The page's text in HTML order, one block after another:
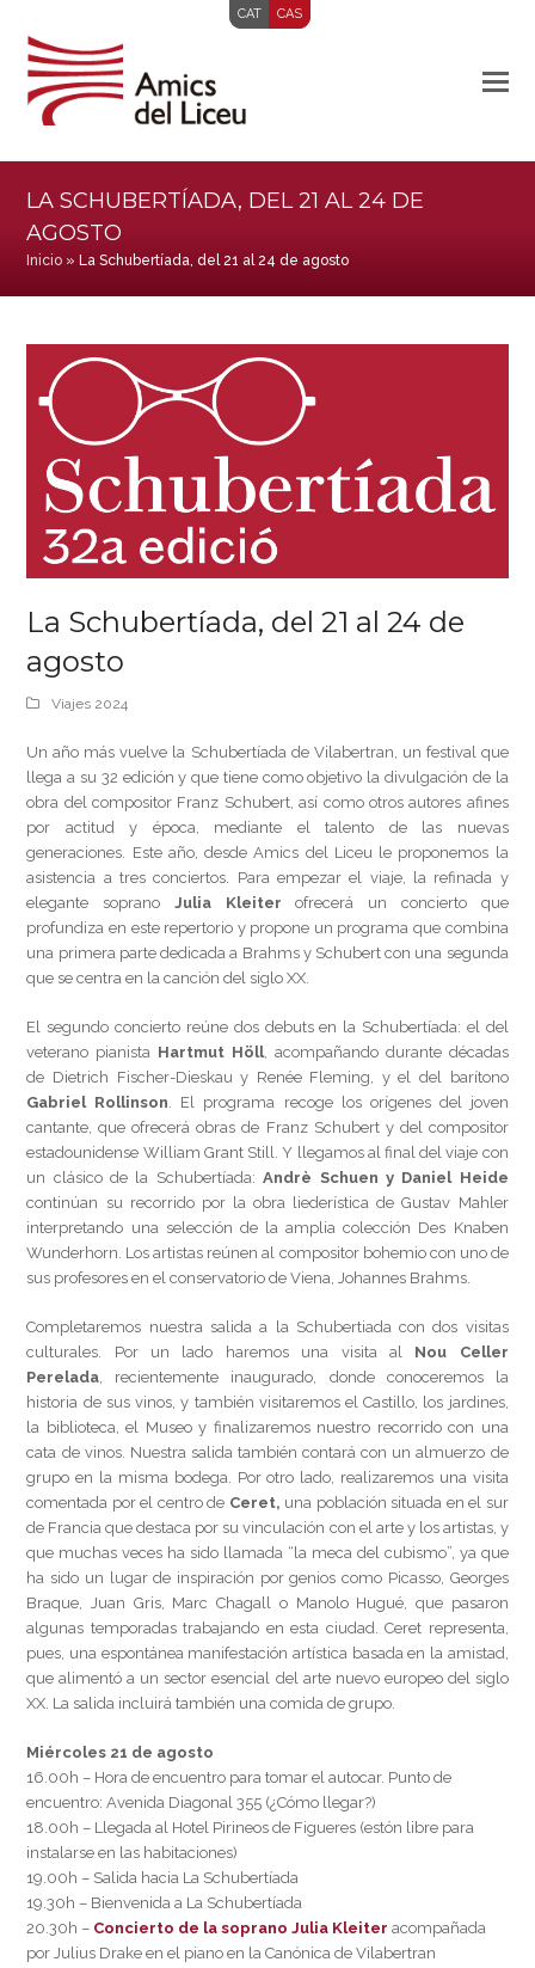
CAT CAS
LA SCHUBERTÍADA, DEL 21 AL 24 DE
AGOSTO
Inicio » La Schubertíada, del 21 al 24 de agosto
La Schubertíada, del 21 al 24 de
agosto
Viajes 2024
Un año más vuelve la Schubertíada de Vilabertran, un festival que
llega a su 32 edición y que tiene como objetivo la divulgación de la
obra del compositor Franz Schubert, así como otros autores afines
por actitud y época, mediante el talento de las nuevas
generaciones. Este año, desde Amics del Liceu le proponemos la
asistencia a tres conciertos. Para empezar el viaje, la refinada y
elegante soprano Julia Kleiter ofrecerá un concierto que
profundiza en este repertorio y propone un programa que combina
una primera parte dedicada a Brahms y Schubert con una segunda
que se centra en la canción del siglo XX.
El segundo concierto reúne dos debuts en la Schubertíada: el del
veterano pianista Hartmut Höll, acompañando durante décadas
de Dietrich Fischer-Dieskau y Renée Fleming, y el del barítono
Gabriel Rollinson. El programa recoge los orígenes del joven
cantante, que ofrecerá obras de Franz Schubert y del compositor
estadounidense William Grant Still. Y llegamos al final del viaje con
un clásico de la Schubertíada:Andrè Schuen y Daniel Heide
continúan su recorrido por la obra liederística de Gustav Mahler
interpretando una selección de la amplia colección Des Knaben
Wunderhorn. Los artistas reúnen al compositor bohemio con uno de
sus profesores en el conservatorio de Viena, Johannes Brahms.
Completaremos nuestra salida a la Schubertiada con dos visitas
culturales. Por un lado haremos una visita al Nou Celler
Perelada, recientemente inaugurado, donde conoceremos la
historia de sus vinos, y también visitaremos el Castillo, los jardines,
la biblioteca, el Museo y finalizaremos nuestro recorrido con una
cata de vinos. Nuestra salida también contará con un almuerzo de
grupo en la misma bodega. Por otro lado, realizaremos una visita
comentada por el centro de Ceret, una población situada en el sur
de Francia que destaca por su vinculación con el arte y los artistas, y
que muchas veces ha sido llamada “la meca del cubismo”, ya que
ha sido un lugar de inspiración por genios como Picasso, Georges
Braque, Juan Gris, Marc Chagall o Manolo Hugué, que pasaron
algunas temporadas trabajando en esta ciudad. Ceret representa,
pues, una espontánea manifestación artística basada en la amistad,
que alimentó a un sector esencial del arte nuevo europeo del siglo
XX. La salida incluirá también una comida de grupo.
Miércoles 21 de agosto
16.00h – Hora de encuentro para tomar el autocar. Punto de
encuentro: Avenida Diagonal 355 (¿Cómo llegar?)
18.00h – Llegada al Hotel Pirineos de Figueres (estón libre para
instalarse en las habitaciones)
19.00h – Salida hacia La Schubertíada
19.30h – Bienvenida a La Schubertíada
20.30h – Concierto de la soprano Julia Kleiter acompañada
por Julius Drake en el piano en la Canónica de Vilabertran